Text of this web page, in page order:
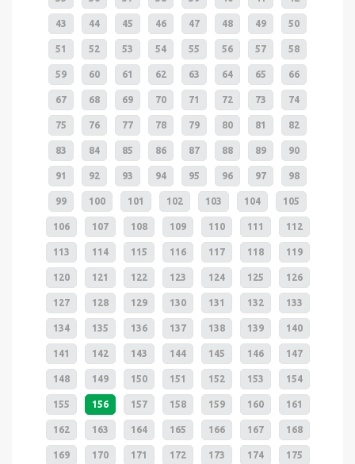
43 44 45 46 47 48 49 50
51 52 53 54 55 56 57 58
59 60 61 62 63 64 65 66
67 68 69 70 71 72 73 74
75 76 77 78 79 80 81 82
83 84 85 86 87 88 89 90
91 92 93 94 95 96 97 98
99 100 101 102 103 104 105
106 107 108 109 110 111 112
113 114 115 116 117 118 119
120 121 122 123 124 125 126
127 128 129 130 131 132 133
134 135 136 137 138 139 140
141 142 143 144 145 146 147
148 149 150 151 152 153 154
155 156 157 158 159 160 161
162 163 164 165 166 167 168
169 170 171 172 173 174 175